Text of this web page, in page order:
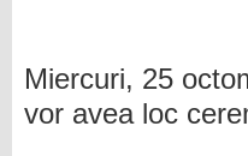
Miercuri, 25
vor avea loc